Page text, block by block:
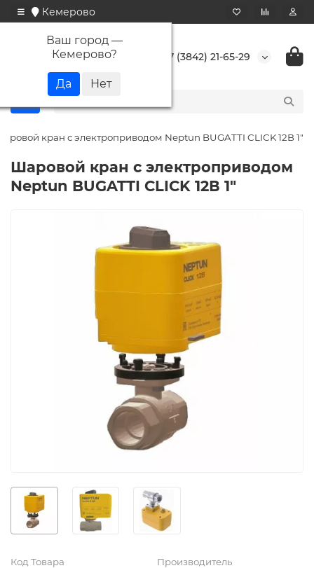
Кемерово
Ваш город —
Кемерово? +7 (3842) 21-65-29
кран с электроприводом Neptun BUGATTI CLICK 12В 1"
Шаровой кран с электроприводом
Neptun BUGATTI CLICK 12В 1"
Код Товара Производитель